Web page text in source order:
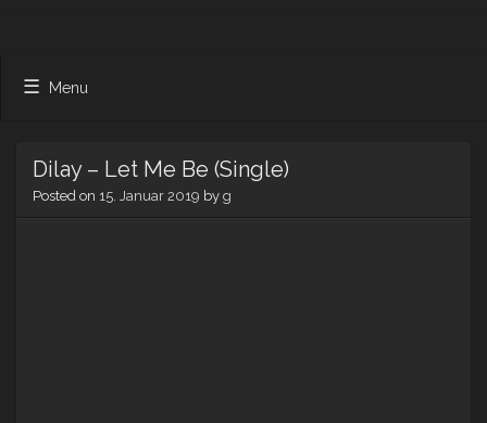
Menu
Dilay – Let Me Be (Single)
Posted on 15. Januar 2019 by g